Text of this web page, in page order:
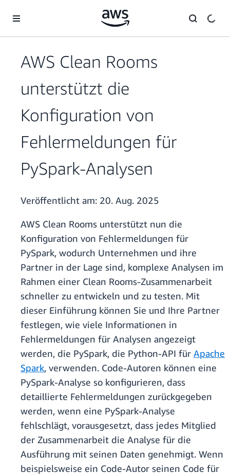
Überspringen zum Hauptinhalt
AWS Clean Rooms
unterstützt die
Konfiguration von
Fehlermeldungen für
PySpark-Analysen
Veröffentlicht am: 20. Aug. 2025
AWS Clean Rooms unterstützt nun die
Konfiguration von Fehlermeldungen für
PySpark, wodurch Unternehmen und ihre
Partner in der Lage sind, komplexe Analysen im
Rahmen einer Clean Rooms-Zusammenarbeit
schneller zu entwickeln und zu testen. Mit
dieser Einführung können Sie und Ihre Partner
festlegen, wie viele Informationen in
Fehlermeldungen für Analysen angezeigt
werden, die PySpark, die Python-API für Apache
Spark, verwenden. Code-Autoren können eine
PySpark-Analyse so konfigurieren, dass
detaillierte Fehlermeldungen zurückgegeben
werden, wenn eine PySpark-Analyse
fehlschlägt, vorausgesetzt, dass jedes Mitglied
der Zusammenarbeit die Analyse für die
Ausführung mit seinen Daten genehmigt. Wenn
beispielsweise ein Code-Autor seinen Code für